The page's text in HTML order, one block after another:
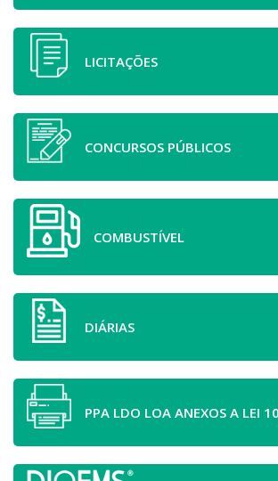
LICITAÇÕES
CONCURSOS PÚBLICOS
COMBUSTÍVEL
DIÁRIAS
PPA LDO LOA ANEXOS A LEI